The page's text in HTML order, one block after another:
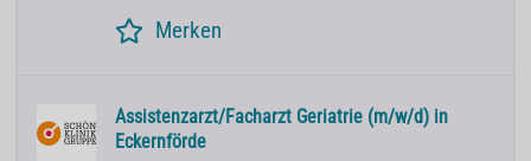
Merken
Assistenzarzt/Facharzt Geriatrie (m/w/d) in
Eckernförde